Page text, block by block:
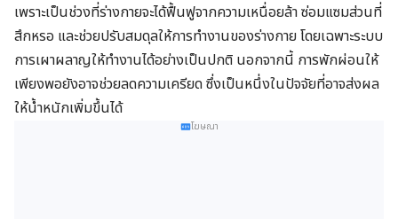
เพราะเป็นช่วงที่ร่างกายจะได้ฟื้นฟูจากความเหนื่อยล้า ซ่อมแซมส่วนที่
สึกหรอ และช่วยปรับสมดุลให้การทำงานของร่างกาย โดยเฉพาะระบบ
การเผาผลาญให้ทำงานได้อย่างเป็นปกติ นอกจากนี้ การพักผ่อนให้
เพียงพอยังอาจช่วยลดความเครียด ซึ่งเป็นหนึ่งในปัจจัยที่อาจส่งผล
ให้น้ำหนักเพิ่มขึ้นได้
โฆษณา